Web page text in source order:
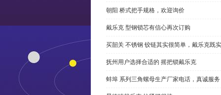
朝阳 桥式把手规格，欢迎询价
戴乐克 型钢锁芯有信心再次订购
买韶关 不锈钢 铰链其实很简单，戴乐克既
抚州用户选择合适的 摇把锁戴乐克
蚌埠 系列三角螺母生产厂家电话，真诚服务